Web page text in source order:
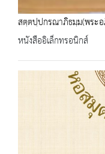
สตฺตปฺปกรณาภิธมฺม(พระ
หนังสืออิเล็กทรอนิกส์